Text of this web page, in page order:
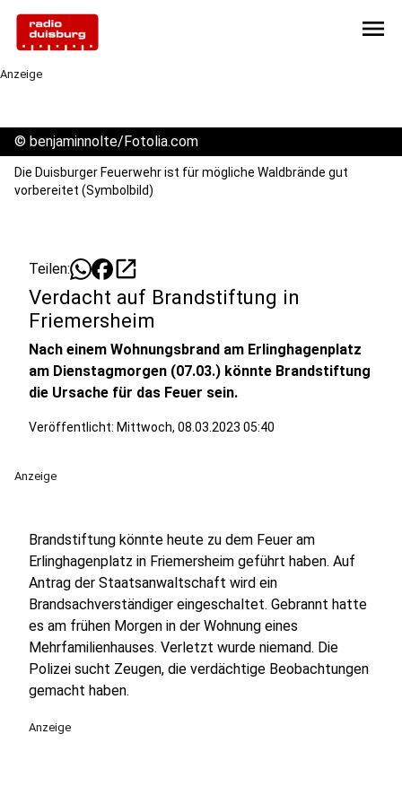
menu
Anzeige
© benjaminnolte/Fotolia.com
Die Duisburger Feuerwehr ist für mögliche Waldbrände gut
vorbereitet (Symbolbild)
Teilen: open_in_new
Verdacht auf Brandstiftung in
Friemersheim
Nach einem Wohnungsbrand am Erlinghagenplatz
am Dienstagmorgen (07.03.) könnte Brandstiftung
die Ursache für das Feuer sein.
Veröffentlicht: Mittwoch, 08.03.2023 05:40
Anzeige
Brandstiftung könnte heute zu dem Feuer am
Erlinghagenplatz in Friemersheim geführt haben. Auf
Antrag der Staatsanwaltschaft wird ein
Brandsachverständiger eingeschaltet. Gebrannt hatte
es am frühen Morgen in der Wohnung eines
Mehrfamilienhauses. Verletzt wurde niemand. Die
Polizei sucht Zeugen, die verdächtige Beobachtungen
gemacht haben.
Anzeige